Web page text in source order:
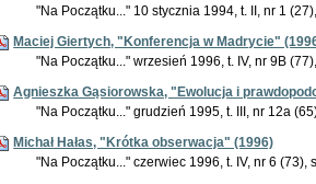
"Na Początku..." 10 stycznia 1994, t. II, nr 1
Maciej Giertych, "Konferencja w Madrycie"
"Na Początku..." wrzesień 1996, t. IV, nr 9B
Agnieszka Gąsiorowska, "Ewolucja i
"Na Początku..." grudzień 1995, t. III, nr 12a
Michał Hałas, "Krótka obserwacja" (1996)
"Na Początku..." czerwiec 1996, t. IV, nr 6 (73),